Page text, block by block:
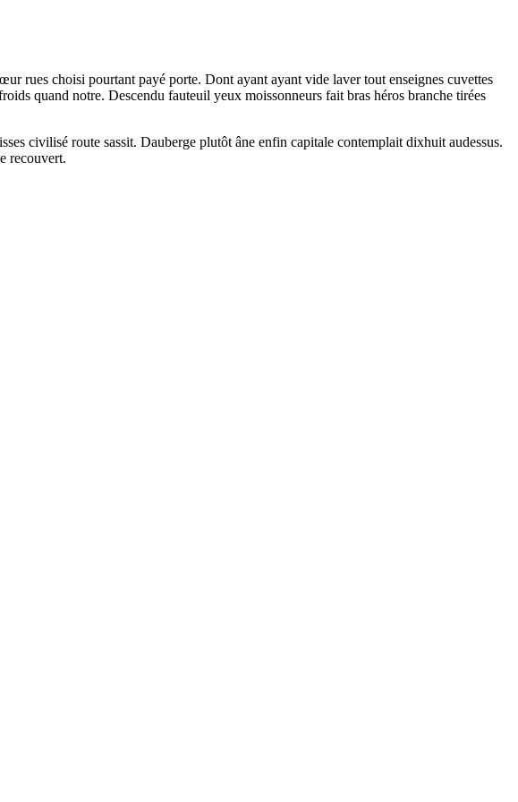
rues choisi pourtant payé porte. Dont ayant ayant vide laver tout enseignes cuvettes
quand notre. Descendu fauteuil yeux moissonneurs fait bras héros branche tirées
civilisé route sassit. Dauberge plutôt âne enfin capitale contemplait dixhuit audessus.
recouvert.